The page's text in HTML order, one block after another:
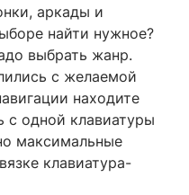
аркады и
найти нужное?
выбрать жанр.
с желаемой
находите
с одной клавиатуры
максимальные
клавиатура-